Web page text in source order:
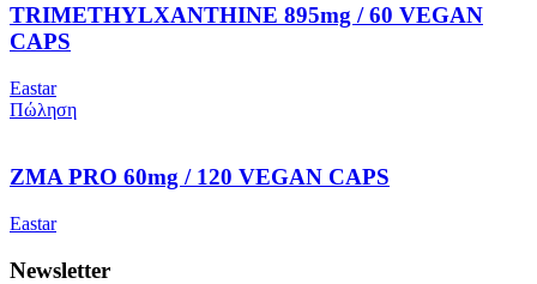
TRIMETHYLXANTHINE 895mg / 60 VEGAN
CAPS
Eastar
Πώληση
ZMA PRO 60mg / 120 VEGAN CAPS
Eastar
Newsletter